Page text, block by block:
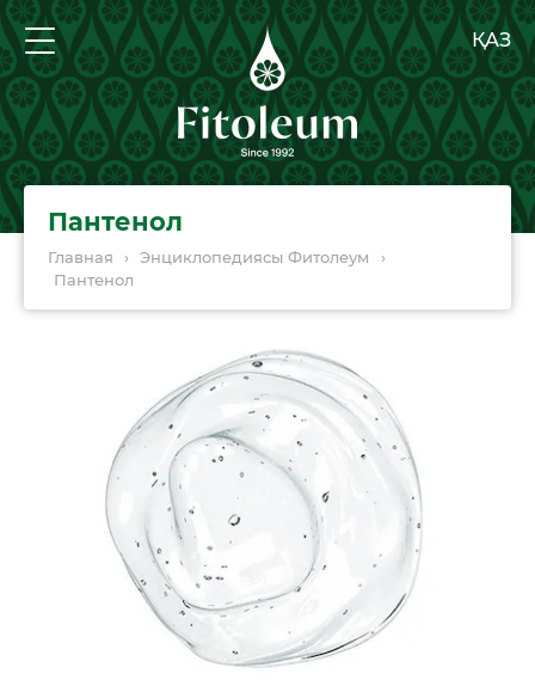
ҚАЗ
Главная › Энциклопедиясы Фитолеум
›
Пантенол
Пантенол